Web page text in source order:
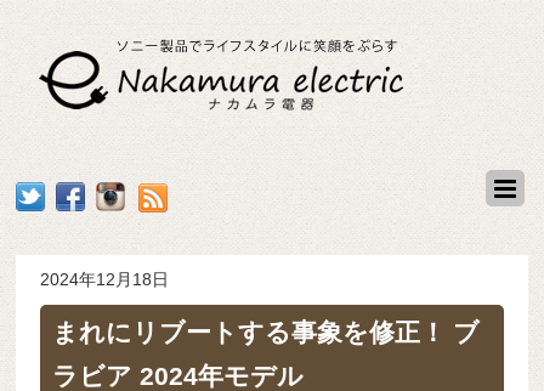
2024年12月18日
まれにリブートする事象を修正！ ブ
ラビア 2024年モデル